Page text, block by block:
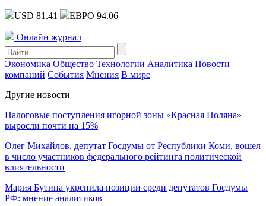
USD 81.41 ЕВРО 94.06
Онлайн журнал
Экономика Общество Технологии Аналитика Новости
компаний События Мнения В мире
Другие новости
Налоговые поступления игорной зоны «Красная Поляна»
выросли почти на 15%
Олег Михайлов, депутат Госдумы от Республики Коми, вошел
в число участников федерального рейтинга политической
влиятельности
Мария Бутина укрепила позиции среди депутатов Госдумы
РФ: мнение аналитиков